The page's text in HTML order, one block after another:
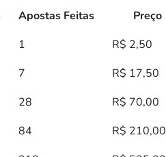
Apostas Feitas
Preço
1
R$ 2,50
7
R$ 17,50
28
R$ 70,00
84
R$ 210,00